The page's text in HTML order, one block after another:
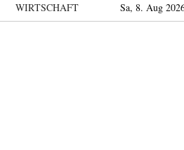
WIRTSCHAFT Sa, 8. Aug